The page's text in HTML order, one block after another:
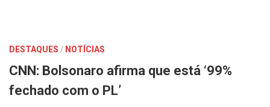
DESTAQUES / NOTÍCIAS
CNN: Bolsonaro afirma que está ‘99%
fechado com o PL’